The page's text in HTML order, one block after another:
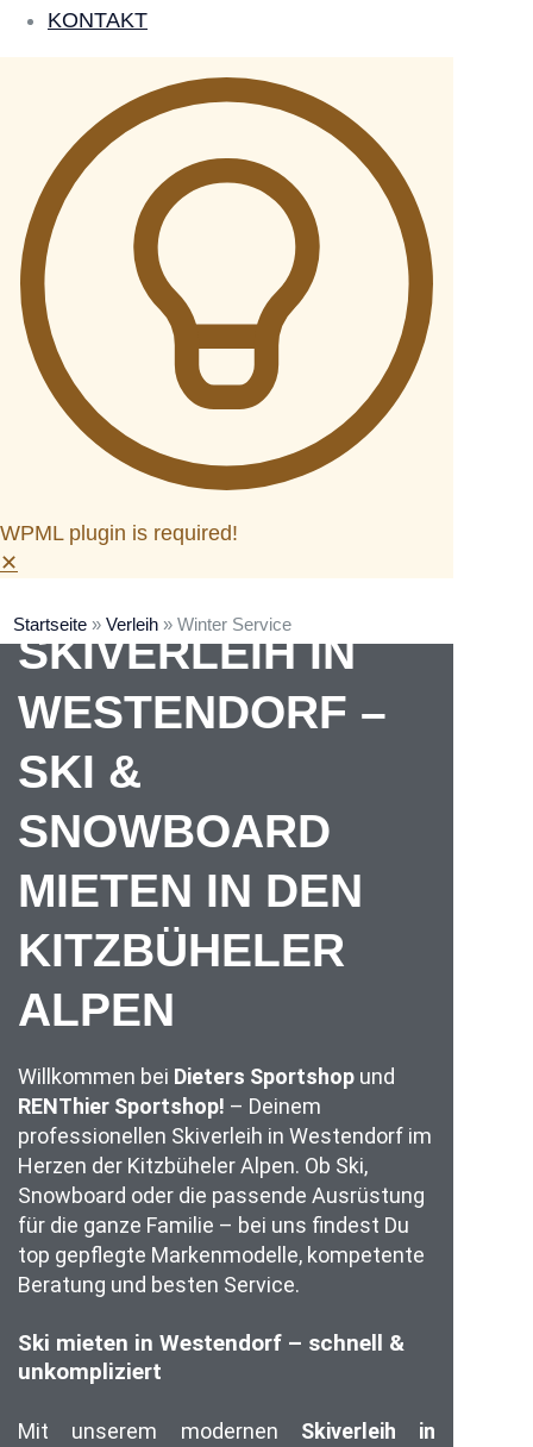
KONTAKT
WPML plugin is required!
✕
SKIVERLEIH IN
WESTENDORF –
SKI &
SNOWBOARD
MIETEN IN DEN
KITZBÜHELER
ALPEN
Willkommen bei Dieters Sportshop und
RENThier Sportshop! – Deinem
professionellen Skiverleih in Westendorf im
Herzen der Kitzbüheler Alpen. Ob Ski,
Snowboard oder die passende Ausrüstung
für die ganze Familie – bei uns findest Du
top gepflegte Markenmodelle, kompetente
Beratung und besten Service.
Ski mieten in Westendorf – schnell &
unkompliziert
Mit unserem modernen Skiverleih in
Startseite »Verleih »Winter Service